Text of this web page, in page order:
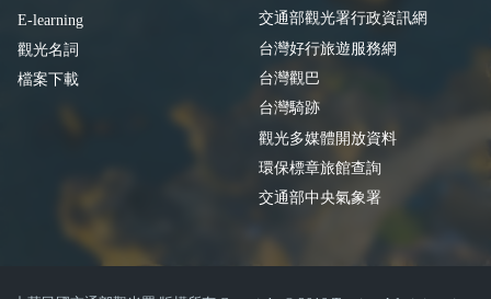
E-learning
觀光名詞
檔案下載
交通部觀光署行政資訊網
台灣好行旅遊服務網
台灣觀巴
台灣騎跡
觀光多媒體開放資料
環保標章旅館查詢
交通部中央氣象署